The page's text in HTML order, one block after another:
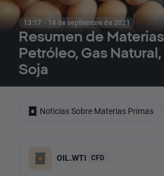
13:17 · 14 de septiembre de 2021
Resumen de
Petróleo, Gas
Soja
OIL.WTI CFD
Noticias Sobre Materias Primas